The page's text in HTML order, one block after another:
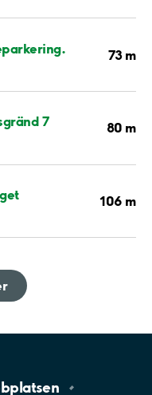
73 m
7 80 m
106 m